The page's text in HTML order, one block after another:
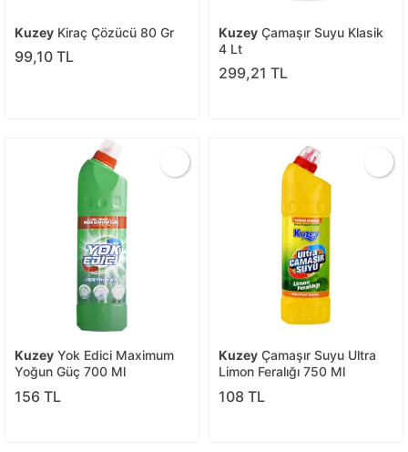
Kuzey Kiraç Çözücü 80 Gr
99,10 TL
Kuzey Çamaşır Suyu Klasik
4 Lt
299,21 TL
Kuzey Yok Edici Maximum
Yoğun Güç 700 Ml
156 TL
Kuzey Çamaşır Suyu Ultra
Limon Feralığı 750 Ml
108 TL